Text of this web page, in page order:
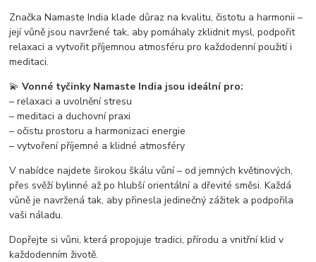
Značka Namaste India klade důraz na kvalitu, čistotu a harmonii –
její vůně jsou navržené tak, aby pomáhaly zklidnit mysl, podpořit
relaxaci a vytvořit příjemnou atmosféru pro každodenní použití i
meditaci.
💫Vonné tyčinky Namaste India jsou ideální pro:
– relaxaci a uvolnění stresu
– meditaci a duchovní praxi
– očistu prostoru a harmonizaci energie
– vytvoření příjemné a klidné atmosféry
V nabídce najdete širokou škálu vůní – od jemných květinových,
přes svěží bylinné až po hlubší orientální a dřevité směsi. Každá
vůně je navržená tak, aby přinesla jedinečný zážitek a podpořila
vaši náladu.
Dopřejte si vůni, která propojuje tradici, přírodu a vnitřní klid v
každodenním životě.